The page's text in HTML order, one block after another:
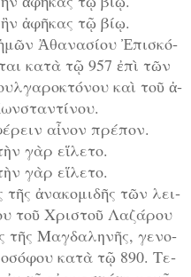
ἀ­φῆ­κας τῷ βί­ῳ.
Ἀ­θα­να­σί­ου Ἐ­πι­σκό­
κα­τὰ τῷ 957 ἐ­πὶ τῶν
καὶ τοῦ ἀ­
αἶ­νον πρέ­πον.
γὰρ εἵ­λε­το.
γὰρ εἵ­λε­το.
ἀ­να­κο­μι­δῆς τῶν λει­
τοῦ Χρι­στοῦ Λα­ζά­ρου
τῆς Μα­γδα­λη­νῆς, γε­νο­
κα­τὰ τῷ 890. Τε­